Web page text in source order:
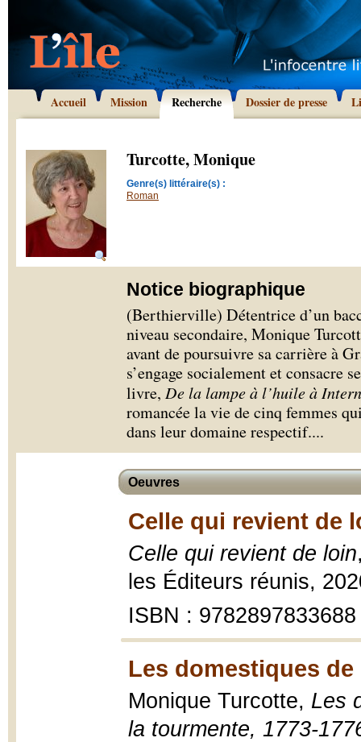
Accueil Mission Recherche Dossier de presse
Turcotte, Monique
Genre(s) littéraire(s) :
Roman
Notice biographique
(Berthierville) Détentrice d’un
niveau secondaire, Monique
avant de poursuivre sa carrière à
s’engage socialement et consacre
livre, De la lampe à l’huile à
romancée la vie de cinq femmes
dans leur domaine respectif....
Oeuvres
Celle qui revient de
Celle qui revient de loin
les Éditeurs réunis,
ISBN : 9782897833688
Les domestiques de
Monique Turcotte, Les
la tourmente, 1773-